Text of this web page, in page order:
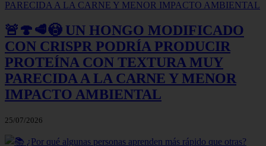
🚨🍄🥩😳 UN HONGO MODIFICADO
CON CRISPR PODRÍA PRODUCIR
PROTEÍNA CON TEXTURA MUY
PARECIDA A LA CARNE Y MENOR
IMPACTO AMBIENTAL
25/07/2026